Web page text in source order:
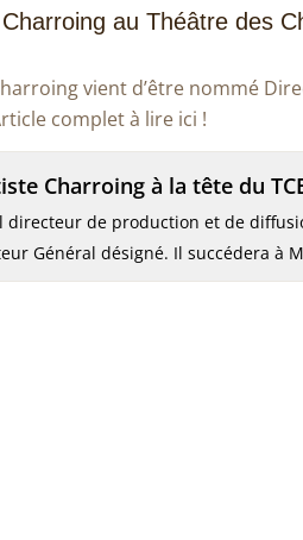
au Théâtre des
vient d’être nommé
complet à lire ici !
Charroing à la tête du
directeur de production et de
Général désigné. Il succédera à